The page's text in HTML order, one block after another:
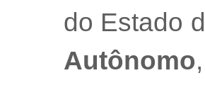
do Estado
Autônomo